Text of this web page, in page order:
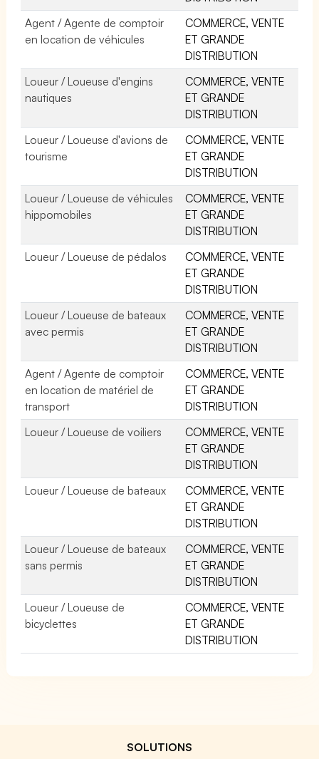
Agent / Agente de comptoir
en location de véhicules
COMMERCE, VENTE
ET GRANDE
DISTRIBUTION
Loueur / Loueuse d'engins
nautiques
COMMERCE, VENTE
ET GRANDE
DISTRIBUTION
Loueur / Loueuse d'avions de
tourisme
COMMERCE, VENTE
ET GRANDE
DISTRIBUTION
Loueur / Loueuse de véhicules
hippomobiles
COMMERCE, VENTE
ET GRANDE
DISTRIBUTION
Loueur / Loueuse de pédalos
COMMERCE, VENTE
ET GRANDE
DISTRIBUTION
Loueur / Loueuse de bateaux
avec permis
COMMERCE, VENTE
ET GRANDE
DISTRIBUTION
Agent / Agente de comptoir
en location de matériel de
transport
COMMERCE, VENTE
ET GRANDE
DISTRIBUTION
Loueur / Loueuse de voiliers
COMMERCE, VENTE
ET GRANDE
DISTRIBUTION
Loueur / Loueuse de bateaux
COMMERCE, VENTE
ET GRANDE
DISTRIBUTION
Loueur / Loueuse de bateaux
sans permis
COMMERCE, VENTE
ET GRANDE
DISTRIBUTION
Loueur / Loueuse de
bicyclettes
COMMERCE, VENTE
ET GRANDE
DISTRIBUTION
SOLUTIONS